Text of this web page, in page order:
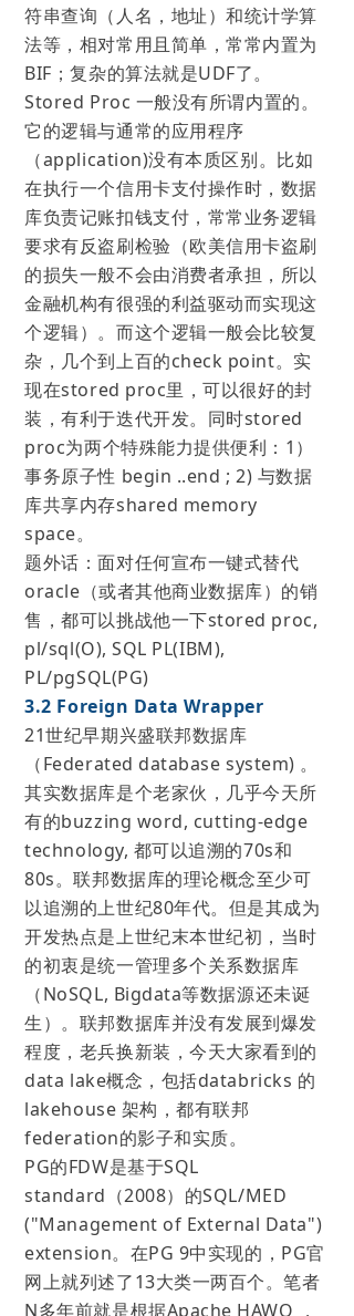
符串查询（人名，地址）和统计学算
法等，相对常用且简单，常常内置为
BIF；复杂的算法就是UDF了。
Stored Proc 一般没有所谓内置的。
它的逻辑与通常的应用程序
（application)没有本质区别。比如
在执行一个信用卡支付操作时，数据
库负责记账扣钱支付，常常业务逻辑
要求有反盗刷检验（欧美信用卡盗刷
的损失一般不会由消费者承担，所以
金融机构有很强的利益驱动而实现这
个逻辑）。而这个逻辑一般会比较复
杂，几个到上百的check point。实
现在stored proc里，可以很好的封
装，有利于迭代开发。同时stored
proc为两个特殊能力提供便利：1）
事务原子性 begin ..end ; 2) 与数据
库共享内存shared memory
space。
题外话：面对任何宣布一键式替代
oracle（或者其他商业数据库）的销
售，都可以挑战他一下stored proc,
pl/sql(O), SQL PL(IBM),
PL/pgSQL(PG)
3.2 Foreign Data Wrapper
21世纪早期兴盛联邦数据库
（Federated database system) 。
其实数据库是个老家伙，几乎今天所
有的buzzing word, cutting-edge
technology, 都可以追溯的70s和
80s。联邦数据库的理论概念至少可
以追溯的上世纪80年代。但是其成为
开发热点是上世纪末本世纪初，当时
的初衷是统一管理多个关系数据库
（NoSQL, Bigdata等数据源还未诞
生）。联邦数据库并没有发展到爆发
程度，老兵换新装，今天大家看到的
data lake概念，包括databricks 的
lakehouse 架构，都有联邦
federation的影子和实质。
PG的FDW是基于SQL
standard（2008）的SQL/MED
("Management of External Data")
extension。在PG 9中实现的，PG官
网上就列述了13大类一两百个。笔者
N多年前就是根据Apache HAWQ ，